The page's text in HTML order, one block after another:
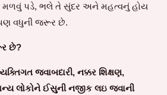
મળવું પડે, ભલે તે સુંદર અને મહત્વનું હોય
વધુની જરૂર છે.
છે?
જવાબદારી, નક્કર શિક્ષણ,
લોકોને ઈસુની નજીક લઇ જવાની